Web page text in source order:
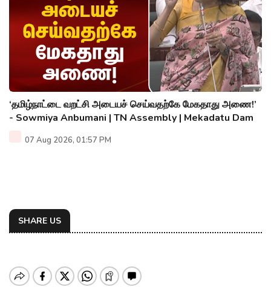
‘தமிழ்நாட்டை வறட்சி அடையச் செய்வதற்கே மேகதாது அணை!’
- Sowmiya Anbumani | TN Assembly | Mekadatu Dam
07 Aug 2026, 01:57 PM
SHARE US